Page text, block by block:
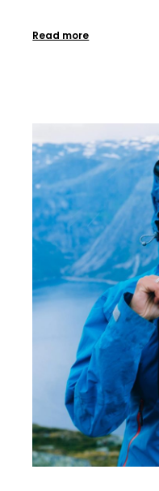
Read more